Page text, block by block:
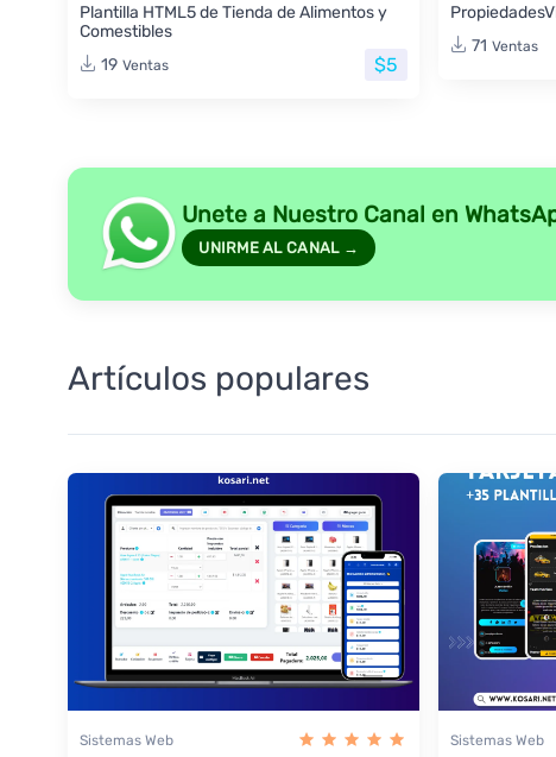
Plantilla HTML5 de Tienda de Alimentos y
Comestibles
19 Ventas $5
71 Ventas
Unete a Nuestro Canal en
UNIRME AL CANAL →
Artículos populares
Sistemas Web Sistemas Web